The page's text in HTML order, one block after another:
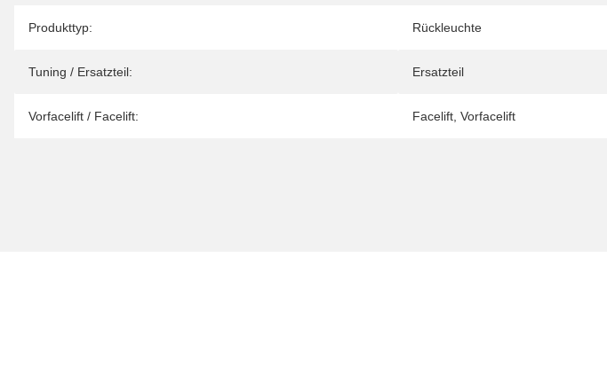
Produkteigenschaft
Wert
Produkttyp: Rückleuchte
Tuning / Ersatzteil: Ersatzteil
Vorfacelift / Facelift: Facelift Vorfacelift